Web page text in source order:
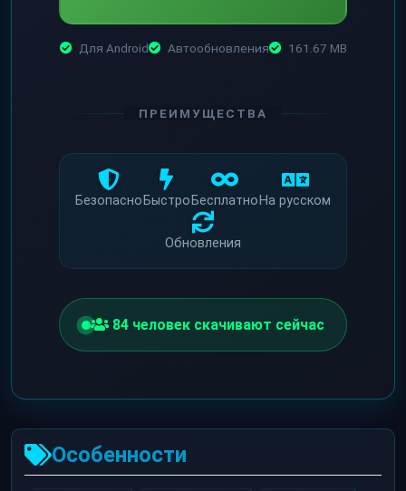
Для Android Автообновления 161.67 MB
ПРЕИМУЩЕСТВА
Безопасно Быстро Бесплатно На русском
Обновления
82 человек скачивают сейчас
Особенности